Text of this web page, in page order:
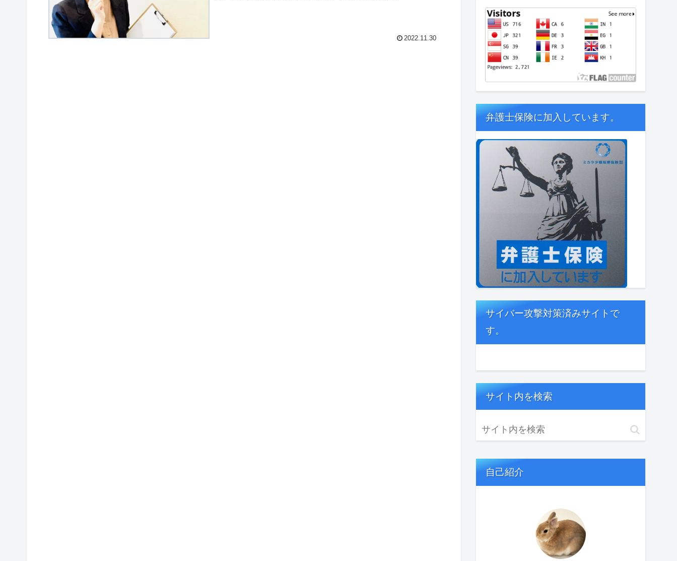
2022.11.30
弁護士保険に加入しています。
サイバー攻撃対策済みサイトで
す。
サイト内を検索
自己紹介